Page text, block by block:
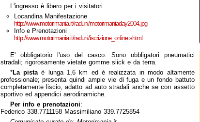
L'ingresso è libero per i visitatori.
Locandina Manifestazione
http://www.motorimania.it/raduni/motorimaniaday2004.jpg
Info e Prenotazioni
http://www.motorimania.it/raduni/iscrizione_online.shtml
E' obbligatorio l'uso del casco. Sono obbligatori pneumatici
stradali; rigorosamente vietate gomme slick e da terra.
*La pistaè lunga 1,6 km ed è realizzata in modo altamente
professionale; presenta quindi ampie vie di fuga e un fondo battuto
completamente liscio, adatto ad auto stradali anche se con assetto
sportivo ed appendici aerodinamiche.
Per info e prenotazioni:
Federico 338.7711158 Massimiliano 339.7725854